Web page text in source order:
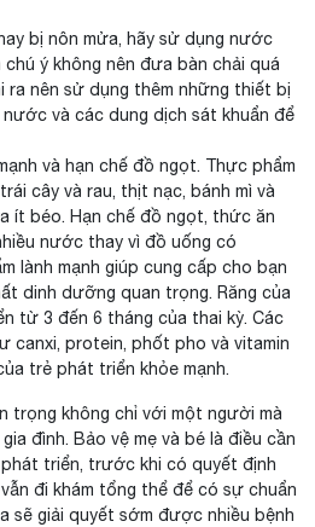
bị nôn mửa, hãy sử dụng nước
ý không nên đưa bàn chải quá
ra nên sử dụng thêm những thiết bị
và các dung dịch sát khuẩn để
và hạn chế đồ ngọt. Thực phẩm
cây và rau, thịt nạc, bánh mì và
ít béo. Hạn chế đồ ngọt, thức ăn
nước thay vì đồ uống có
lành mạnh giúp cung cấp cho bạn
dinh dưỡng quan trọng. Răng của
từ 3 đến 6 tháng của thai kỳ. Các
canxi, protein, phốt pho và vitamin
trẻ phát triển khỏe mạnh.
trọng không chỉ với một người mà
đình. Bảo vệ mẹ và bé là điều cần
phát triển, trước khi có quyết định
đi khám tổng thể để có sự chuẩn
sẽ giải quyết sớm được nhiều bệnh